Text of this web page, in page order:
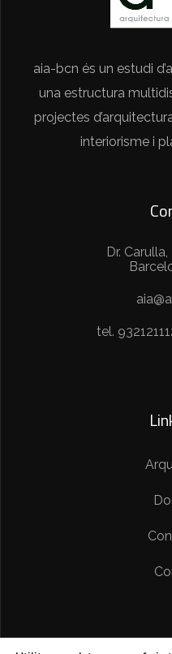
aia-bcn és un estudi
una estructura
projectes
interiorisme i
Dr.
tel.